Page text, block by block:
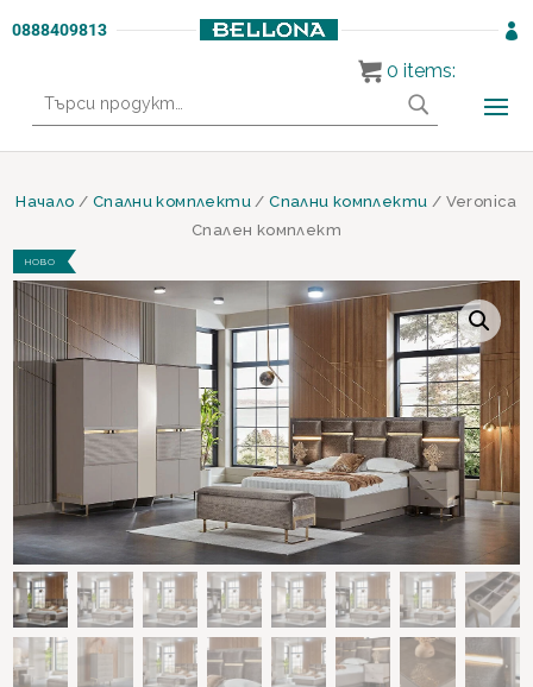
0888409813 
за:
Начало / Спални комплекти /Спални комплекти / Veronica
Спален комплект
НОВО
0 items: